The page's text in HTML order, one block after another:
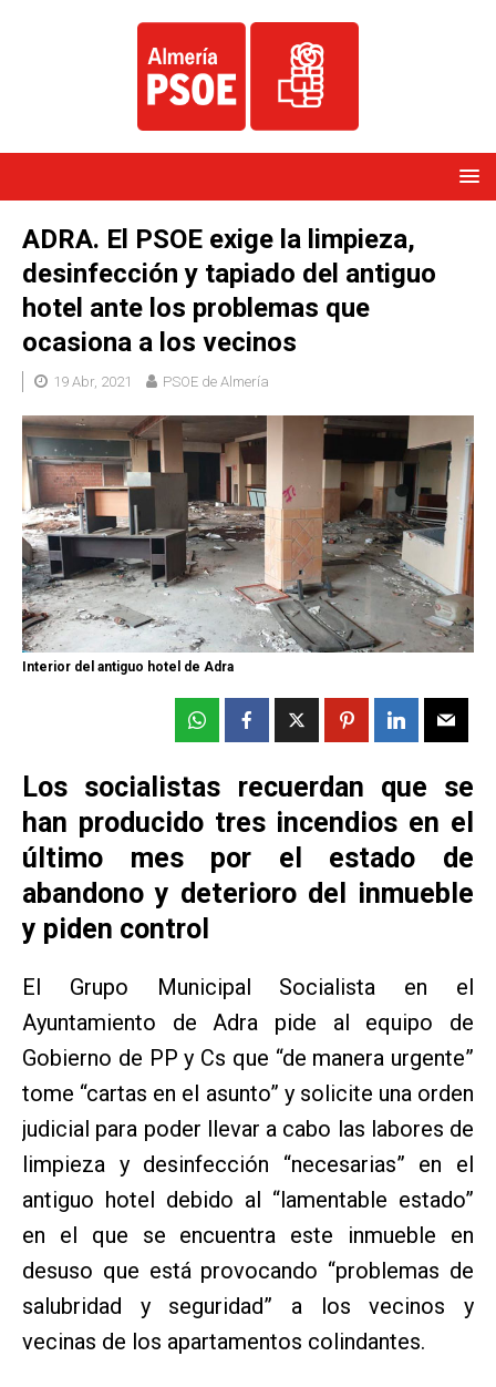
ADRA. El PSOE exige la limpieza,
desinfección y tapiado del antiguo
hotel ante los problemas que
ocasiona a los vecinos
19 Abr, 2021 PSOE de Almería
Interior del antiguo hotel de Adra
Los socialistas recuerdan que se
han producido tres incendios en el
último mes por el estado de
abandono y deterioro del inmueble
y piden control
El Grupo Municipal Socialista en el
Ayuntamiento de Adra pide al equipo de
Gobierno de PP y Cs que “de manera urgente”
tome “cartas en el asunto” y solicite una orden
judicial para poder llevar a cabo las labores de
limpieza y desinfección “necesarias” en el
antiguo hotel debido al “lamentable estado”
en el que se encuentra este inmueble en
desuso que está provocando “problemas de
salubridad y seguridad” a los vecinos y
vecinas de los apartamentos colindantes.